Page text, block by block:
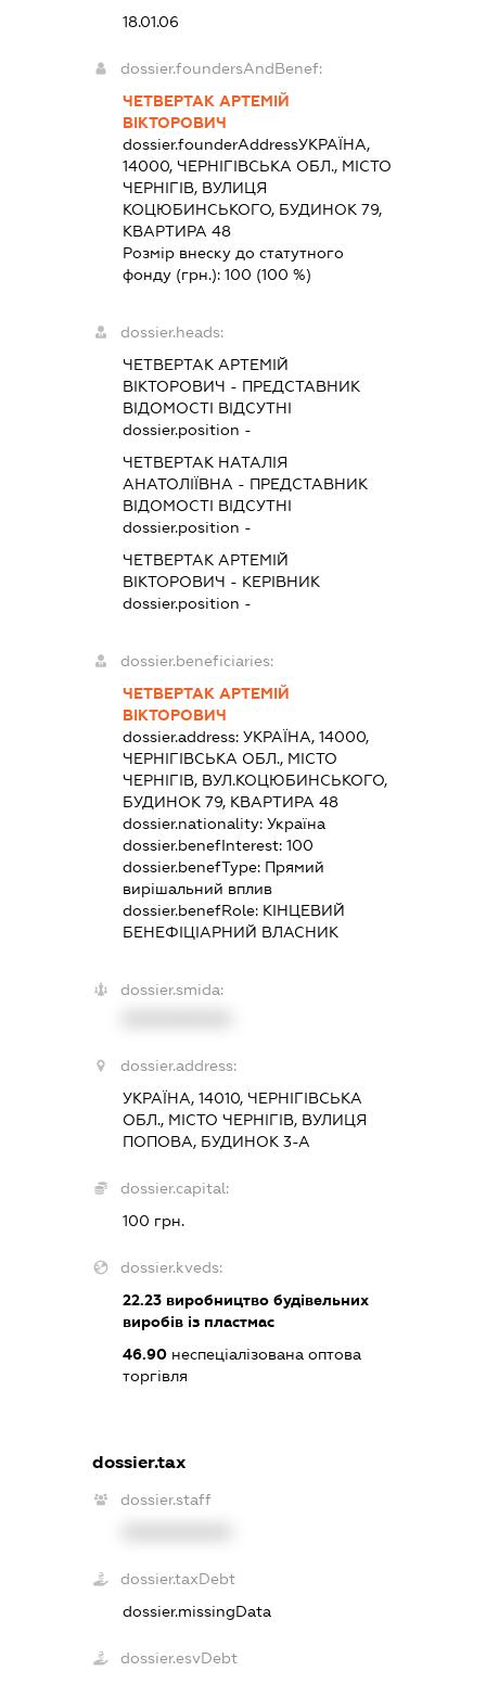
18.01.06
dossier.foundersAndBenef:
ЧЕТВЕРТАК АРТЕМІЙ
ВІКТОРОВИЧ
dossier.founderAddressУКРАЇНА,
14000, ЧЕРНІГІВСЬКА ОБЛ., МІСТО
ЧЕРНІГІВ, ВУЛИЦЯ
КОЦЮБИНСЬКОГО, БУДИНОК 79,
КВАРТИРА 48
Розмір внеску до статутного
фонду (грн.):100 (100 %)
dossier.heads:
ЧЕТВЕРТАК АРТЕМІЙ
ВІКТОРОВИЧ - ПРЕДСТАВНИК
ВІДОМОСТІ ВІДСУТНІ
dossier.position -
ЧЕТВЕРТАК НАТАЛІЯ
АНАТОЛІЇВНА - ПРЕДСТАВНИК
ВІДОМОСТІ ВІДСУТНІ
dossier.position -
ЧЕТВЕРТАК АРТЕМІЙ
ВІКТОРОВИЧ - КЕРІВНИК
dossier.position -
dossier.beneficiaries:
ЧЕТВЕРТАК АРТЕМІЙ
ВІКТОРОВИЧ
dossier.address:УКРАЇНА, 14000,
ЧЕРНІГІВСЬКА ОБЛ., МІСТО
ЧЕРНІГІВ, ВУЛ.КОЦЮБИНСЬКОГО,
БУДИНОК 79, КВАРТИРА 48
dossier.nationality:Україна
dossier.benefInterest:100
dossier.benefType: Прямий
вирішальний вплив
dossier.benefRole: КІНЦЕВИЙ
БЕНЕФІЦІАРНИЙ ВЛАСНИК
dossier.smida:
dossier.address:
УКРАЇНА, 14010, ЧЕРНІГІВСЬКА
ОБЛ., МІСТО ЧЕРНІГІВ, ВУЛИЦЯ
ПОПОВА, БУДИНОК 3-А
dossier.capital:
100 грн.
dossier.kveds:
22.23 виробництво будівельних
виробів із пластмас
46.90 неспеціалізована оптова
торгівля
dossier.tax
dossier.staff
dossier.taxDebt
dossier.missingData
dossier.esvDebt